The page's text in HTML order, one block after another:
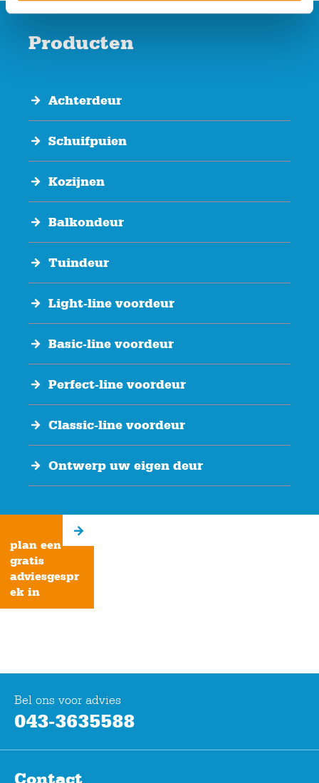
Producten
Achterdeur
Schuifpuien
Kozijnen
Balkondeur
Tuindeur
Light-line voordeur
Basic-line voordeur
Perfect-line voordeur
Classic-line voordeur
Ontwerp uw eigen deur
plan een
gratis
adviesgespr
ek in
Bel ons voor advies
043-3635588
Contact